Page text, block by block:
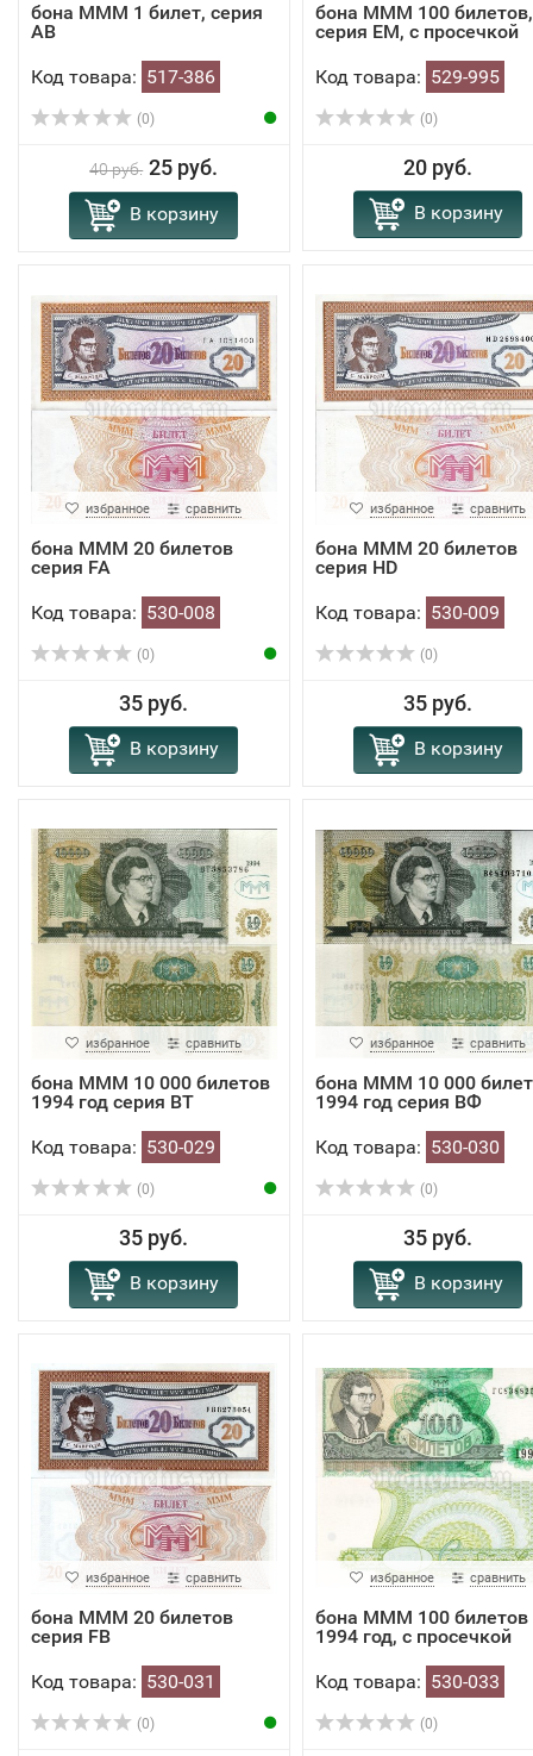
​бона МММ 1 билет, серия
AB
Код товара: 517-386
(0)
40 руб. 25 руб.
В корзину
бона МММ 100 билетов,
серия ЕМ, с просечкой
Код товара: 529-995
(0)
20 руб.
В корзину
избранное сравнить
бона МММ 20 билетов
серия FA
Код товара: 530-008
(0)
35 руб.
В корзину
избранное сравнить
бона МММ 20 билетов
серия HD
Код товара: 530-009
(0)
35 руб.
В корзину
избранное сравнить
бона МММ 10 000 билетов
1994 год серия ВТ
Код товара: 530-029
(0)
35 руб.
В корзину
избранное сравнить
бона МММ 10 000
1994 год серия ВФ
Код товара: 530-030
(0)
35 руб.
В корзину
избранное сравнить
бона МММ 20 билетов
серия FB
Код товара: 530-031
(0)
избранное сравнить
​бона МММ 100 билетов
1994 год, с просечкой
Код товара: 530-033
(0)